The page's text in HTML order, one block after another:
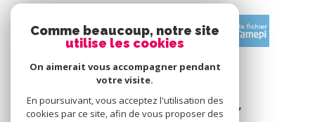
Comme beaucoup, notre site
utilise les cookies
On aimerait vous accompagner pendant
votre visite.
En poursuivant, vous acceptez l'utilisation des
cookies par ce site, afin de vous proposer des